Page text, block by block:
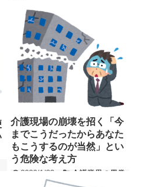
32回介護福祉士国家試験の当日ですね。
月並みな台詞になりますが、受験される
皆様は頑...
記事を読む
介護現場の崩壊を招く「今
までこうだったからあなた
もこうするのが当然」とい
う危険な考え方
2020/1/22
介護業界の異常